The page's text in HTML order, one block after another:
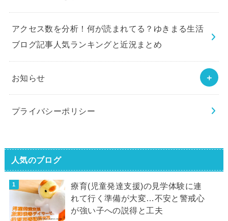
アクセス数を分析！何が読まれてる？ゆきまる生活
ブログ記事人気ランキングと近況まとめ
お知らせ
プライバシーポリシー
人気のブログ
療育(児童発達支援)の見学体験に連
れて行く準備が大変…不安と警戒心
が強い子への説得と工夫